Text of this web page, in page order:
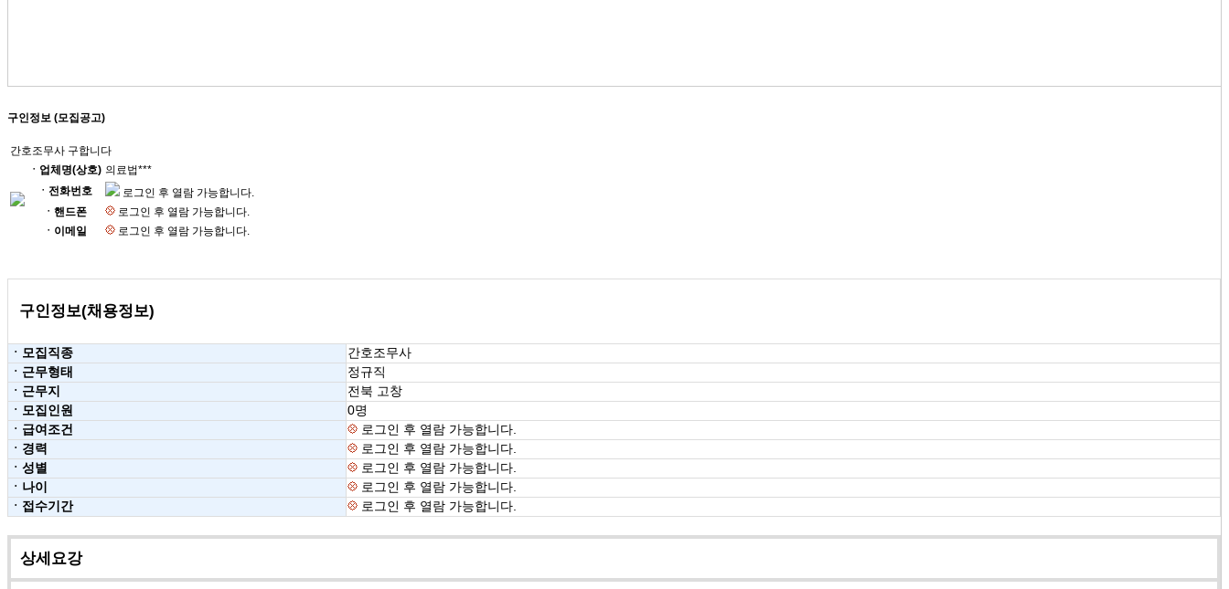
구인정보 (모집공고)
간호조무사 구합니다
ㆍ업체명(상호) 의료법***
ㆍ전화번호
로그인 후 열람 가능합니다.
ㆍ핸드폰
로그인 후 열람 가능합니다.
ㆍ이메일
로그인 후 열람 가능합니다.
구인정보(채용정보)
ㆍ모집직종
간호조무사
ㆍ근무형태
정규직
ㆍ근무지
전북 고창
ㆍ모집인원
0명
ㆍ급여조건
로그인 후 열람 가능합니다.
ㆍ경력
로그인 후 열람 가능합니다.
ㆍ성별
로그인 후 열람 가능합니다.
ㆍ나이
로그인 후 열람 가능합니다.
ㆍ접수기간
로그인 후 열람 가능합니다.
상세요강